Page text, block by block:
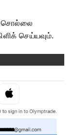
செய்யவும்.